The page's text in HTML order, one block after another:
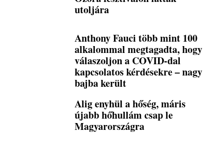
utoljára
Anthony Fauci több mint 100
alkalommal megtagadta, hogy
válaszoljon a COVID-dal
kapcsolatos kérdésekre – nagy
bajba került
Alig enyhül a hőség, máris
újabb hőhullám csap le
Magyarországra